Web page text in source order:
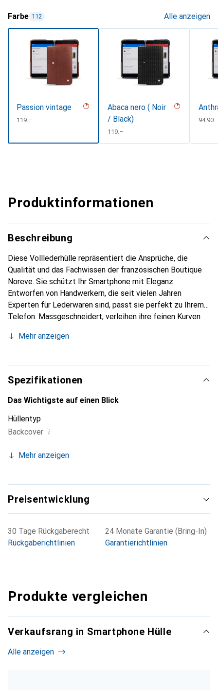
Farbe 112 Alle anzeigen
Passion vintage
CHF
119.–
Abaca nero ( Noir
/ Black)
CHF
119.–
CHF
94.90
Produktinformationen
Beschreibung
Diese Volllederhülle repräsentiert die Ansprüche, die
Qualität und das Fachwissen der französischen Boutique
Noreve. Sie schützt Ihr Smartphone mit Eleganz.
Entworfen von Handwerkern, die seit vielen Jahren
Experten für Lederwaren sind, passt sie perfekt zu Ihrem
Telefon. Massgeschneidert, verleihen ihre feinen Kurven
unverzichtbaren Accessoire für Ihr Smartphone. Die Marke
anerkannt und eine sichere Wahl für eine anspruchsvolle
Kundschaft.
Mehr anzeigen
Spezifikationen
Das Wichtigste auf einen Blick
Hüllentyp
Backcover i
Mehr anzeigen
Preisentwicklung
30 Tage Rückgaberecht
Rückgaberichtlinien
24 Monate Garantie (Bring-In)
Garantierichtlinien
Produkte vergleichen
Verkaufsrang in Smartphone Hülle
Alle anzeigen